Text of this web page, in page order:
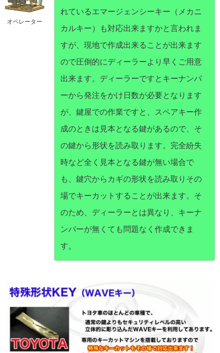
オペレーター
れているエマージェンシーキー（メカニ
カルキー）も対応出来ますかと言われま
すが、現地で作成出来ることが出来ます
ので圧倒的にディーラーより早くご用意
出来ます。ディーラーですとキーナンバ
ーから発注をかけ日数が必要となります
が、鍵屋での作業ですと、スペアキー作
成のときは見本となる鍵があるので、そ
の鍵から形状を読み取ります。完全紛失
時など全く見本となる鍵が無い場合で
も、鍵穴からカギの形状を読み取りその
場でキーカットすることが出来ます。そ
のため、ディーラーとは異なり、キーナ
ンバーが無くても問題なく作成できま
す。